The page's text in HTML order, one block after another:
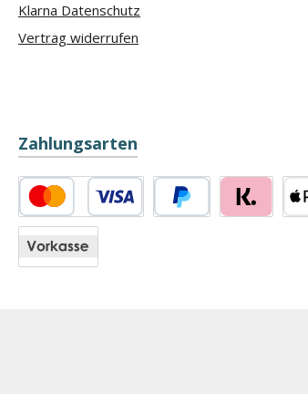
Klarna Datenschutz
Vertrag widerrufen
Zahlungsarten
Kredit- oder Debitkarte